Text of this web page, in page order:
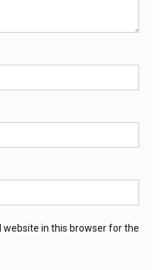
website in this browser for the